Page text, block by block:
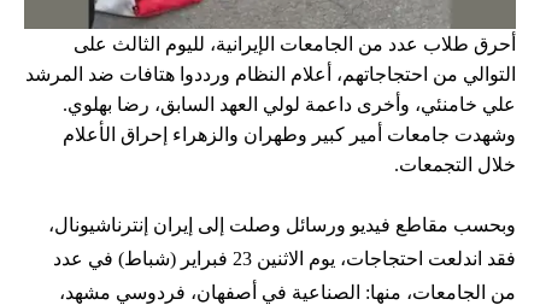
أحرق طلاب عدد من الجامعات الإيرانية، لليوم الثالث على
التوالي من احتجاجاتهم، أعلام النظام ورددوا هتافات ضد المرشد
علي خامنئي، وأخرى داعمة لولي العهد السابق، رضا بهلوي.
وشهدت جامعات أمير كبير وطهران والزهراء إحراق الأعلام
خلال التجمعات.
وبحسب مقاطع فيديو ورسائل وصلت إلى إيران إنترناشيونال،
فقد اندلعت احتجاجات، يوم الاثنين 23 فبراير (شباط) في عدد
من الجامعات، منها: الصناعية في أصفهان، فردوسي مشهد،